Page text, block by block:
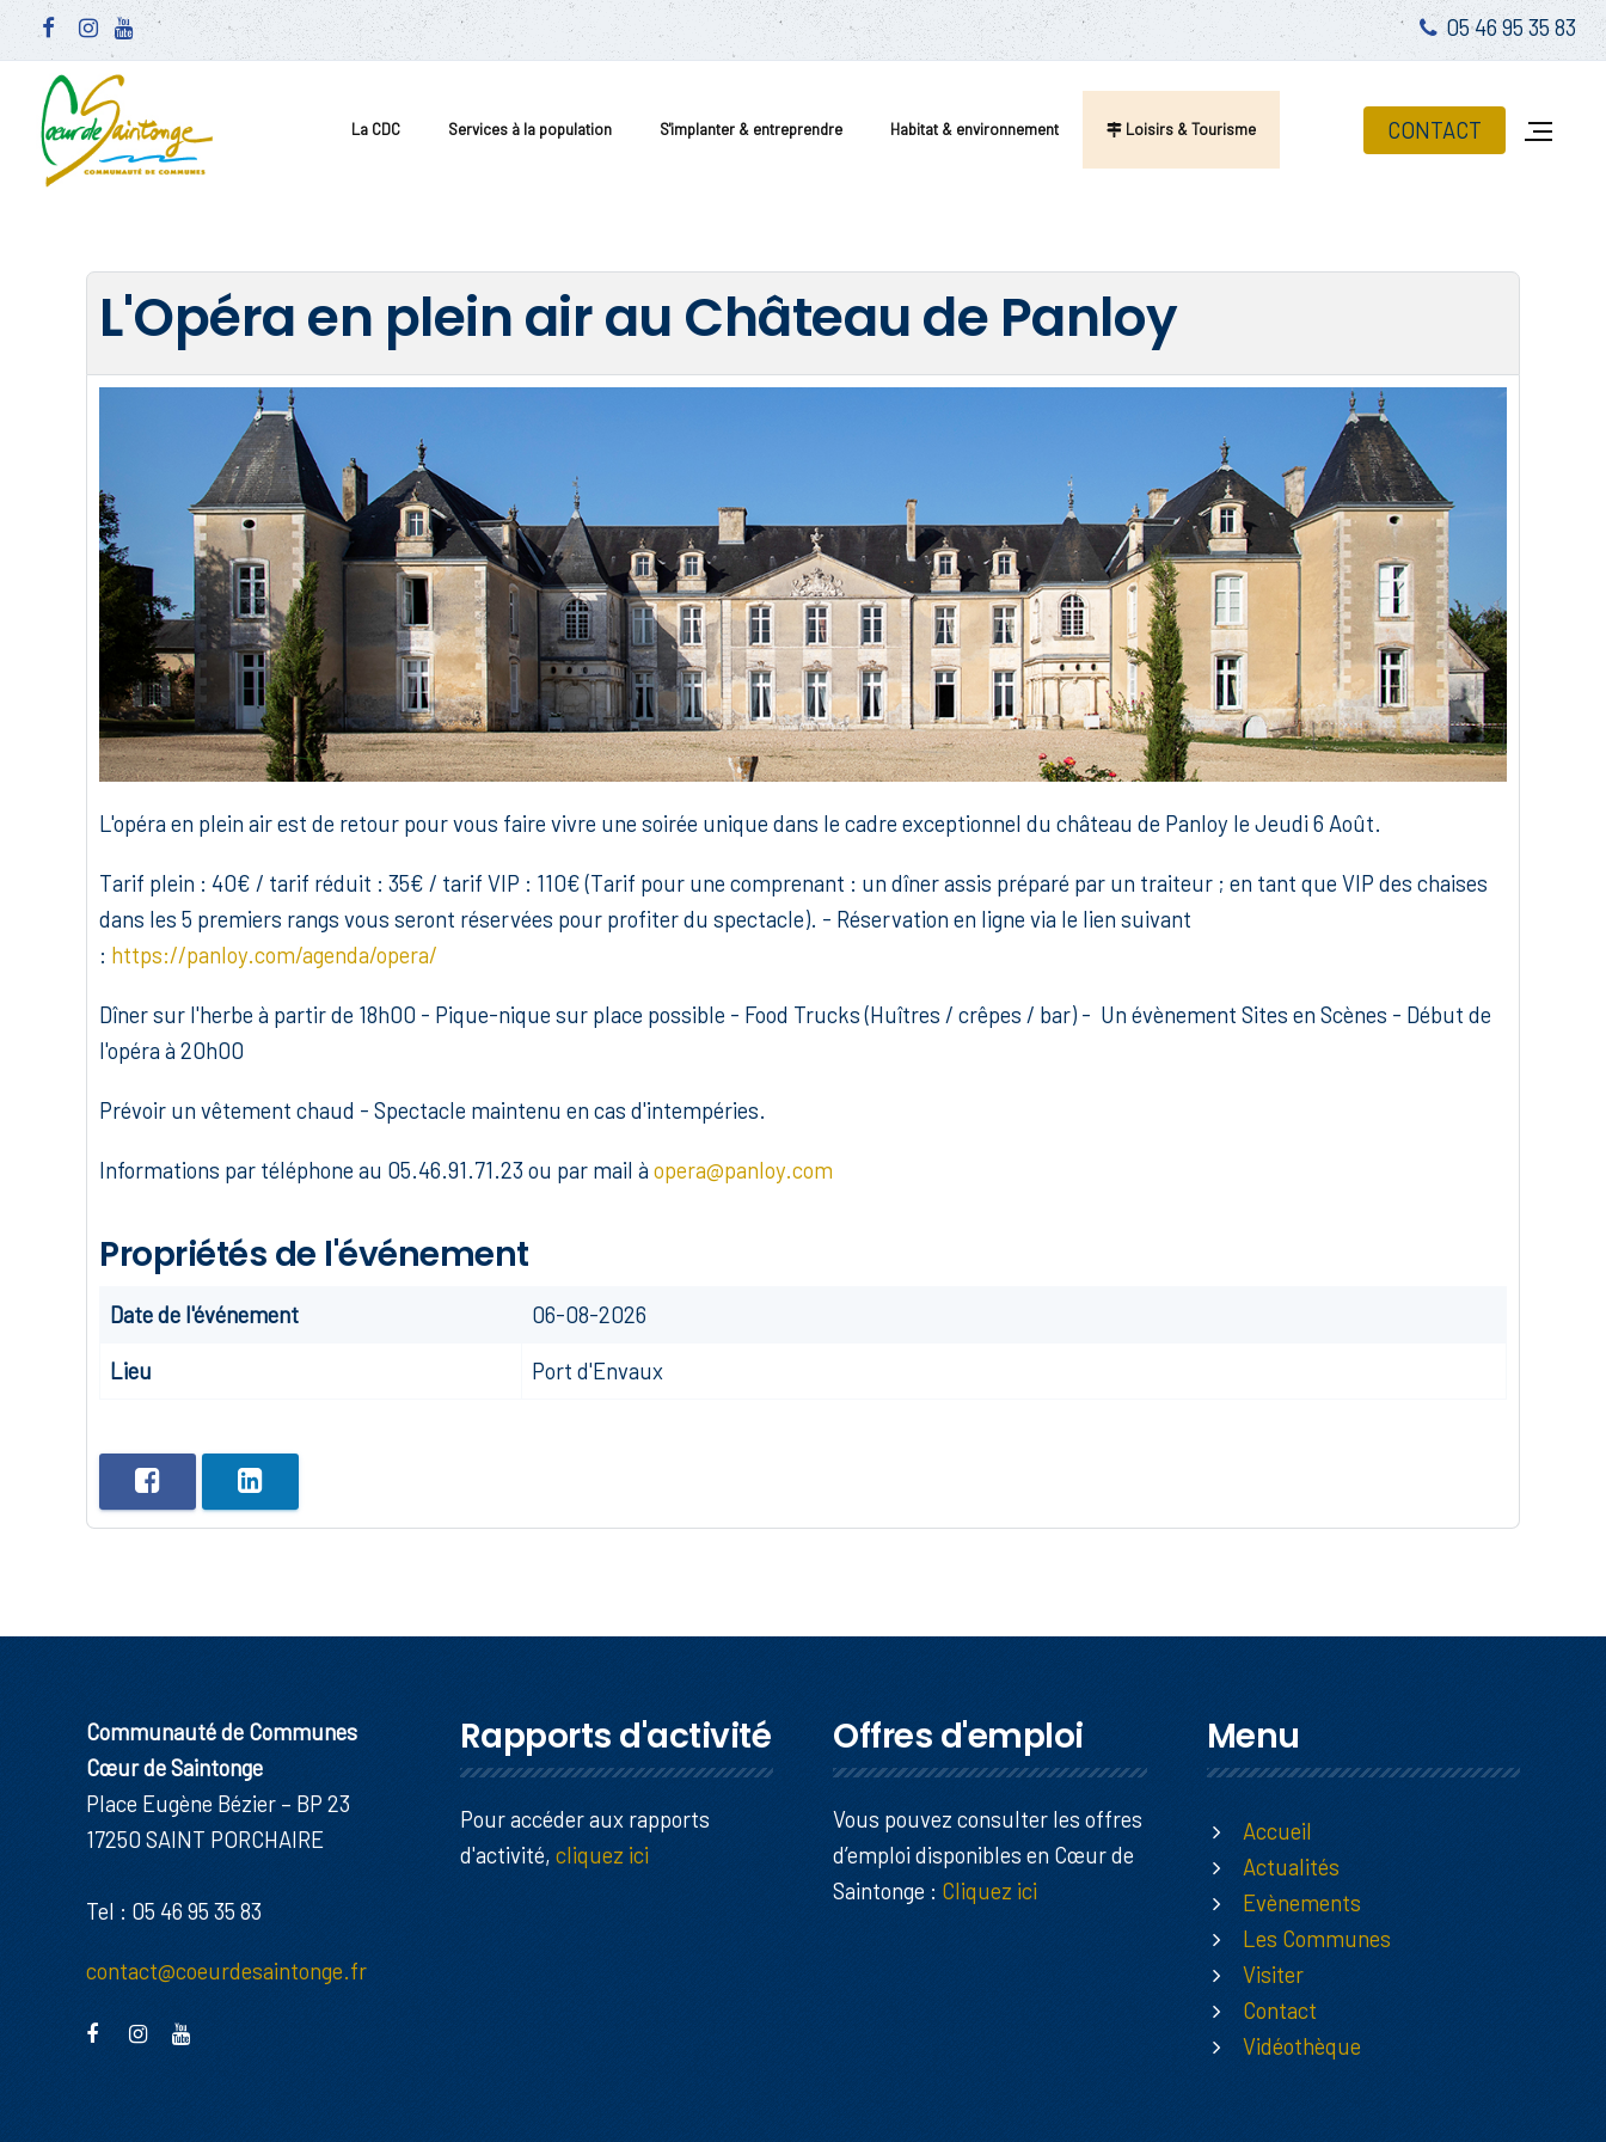
05 46 95 35 83
La CDC Services à la population S'implanter & entreprendre Habitat & environnement Loisirs & Tourisme CONTACT
L'Opéra en plein air au Château de Panloy
L'opéra en plein air est de retour pour vous faire vivre une soirée unique dans le cadre exceptionnel du château de Panloy le Jeudi 6 Août.
Tarif plein : 40€ / tarif réduit : 35€ / tarif VIP : 110€ (Tarif pour une comprenant : un dîner assis préparé par un traiteur ; en tant que VIP des chaises
dans les 5 premiers rangs vous seront réservées pour profiter du spectacle). - Réservation en ligne via le lien suivant
: https://panloy.com/agenda/opera/
Dîner sur l'herbe à partir de 18h00 - Pique-nique sur place possible - Food Trucks (Huîtres / crêpes / bar) - Un évènement Sites en Scènes - Début de
l'opéra à 20h00
Prévoir un vêtement chaud - Spectacle maintenu en cas d'intempéries.
Informations par téléphone au 05.46.91.71.23 ou par mail à opera@panloy.com
Propriétés de l'événement
Date de l'événement 06-08-2026
Lieu Port d'Envaux
Communauté de Communes
Cœur de Saintonge
Place Eugène Bézier – BP 23
17250 SAINT PORCHAIRE
Tel : 05 46 95 35 83
contact@coeurdesaintonge.fr
Rapports d'activité
Pour accéder aux rapports
d'activité, cliquez ici
Offres d'emploi
Vous pouvez consulter les offres
d’emploi disponibles en Cœur de
Saintonge : Cliquez ici
Menu
Accueil
Actualités
Evènements
Les Communes
Visiter
Contact
Vidéothèque